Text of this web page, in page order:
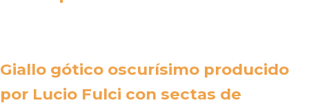
Giallo gótico oscurísimo producido
por Lucio Fulci con sectas de